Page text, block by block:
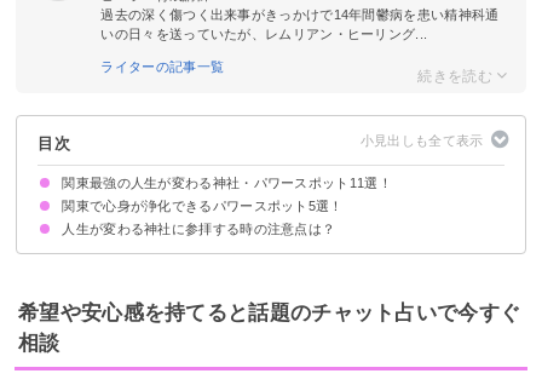
過去の深く傷つく出来事がきっかけで14年間鬱病を患い精神科通
いの日々を送っていたが、レムリアン・ヒーリング...
ライターの記事一覧
目次
関東最強の人生が変わる神社・パワースポット11選！
①三峯神社：埼玉県
②氷川神社：埼玉県
③東京大神宮：東京都
④小網神社：東京都
⑤鶴岡八幡宮：神奈川県
⑥寒川神社：神奈川県
⑦日光二荒山神社：栃木県
⑧赤城神社：群馬県
⑨香取神宮：千葉県
⑩鹿島神宮：茨城県
⑪大洗磯前神社：茨城県
関東で心身が浄化できるパワースポット5選！
①神戸岩（かのといわ）：東京都
②不二洞：群馬県
③亀岩の洞窟（濃溝の滝）：千葉県
④袋田の滝：茨城県
⑤吹割の滝：群馬県
人生が変わる神社に参拝する時の注意点は？
お参りしてはいけない日は避ける
正しい参拝方法を守る
夜には参拝しないようにする
願いが叶ったから必ずお礼参りをする
希望や安心感を持てると話題のチャット占いで今すぐ
相談